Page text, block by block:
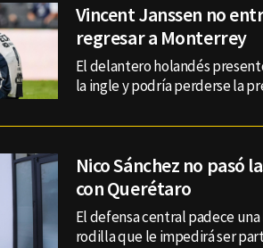
Vincent Janssen no
regresar a Monterrey
El delantero holandés
la ingle y podría perderse la
Nico Sánchez no pasó
con Querétaro
El defensa central padece
rodilla que le impedirá ser